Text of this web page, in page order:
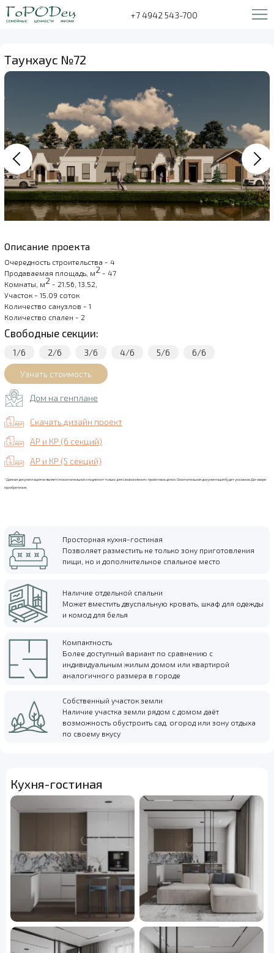
+7 4942 543-700
Таунхаус №72
Описание проекта
Очередность строительства - 4
Продаваемая площадь, м2 - 47
Комнаты, м2 - 21.56, 13.52,
Участок - 15.09 соток
Количество санузлов - 1
Количество спален - 2
Свободные секции:
1/6 2/6 3/6 4/6 5/6 6/6
Дом на генплане
Скачать дизайн проект
АР и КР (6 секций)
АР и КР (5 секций)
*Данная документация не является окончательной и подлежит только для ознакомления с проектов в целом. Окончательная документация будет указана в Договоре
приобретения.
Просторная кухня-гостиная
Позволяет разместить не только зону приготовления
пищи, но и дополнительное спальное место
Наличие отдельной спальни
Может вместить двуспальную кровать, шкаф для одежды
и комод для белья
Компактность
Более доступный вариант по сравнению с
индивидуальным жилым домом или квартирой
аналогичного размера в городе
Собственный участок земли
Наличие участка земли рядом с домом даёт
возможность обустроить сад, огород или зону отдыха
по своему вкусу
Кухня-гостиная